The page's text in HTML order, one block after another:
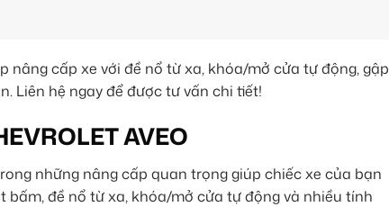
nâng cấp xe với đề nổ từ xa, khóa/mở cửa tự động, gập
Liên hệ ngay để được tư vấn chi tiết!
AVEO
những nâng cấp quan trọng giúp chiếc xe của bạn
đề nổ từ xa, khóa/mở cửa tự động và nhiều tính